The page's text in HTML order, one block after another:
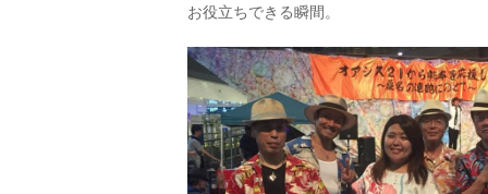
お役立ちできる瞬間。